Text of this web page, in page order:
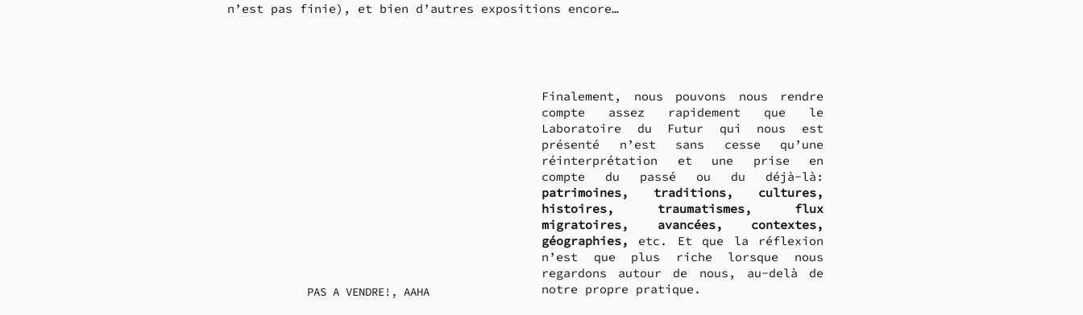
n’est pas finie), et bien d’autres expositions encore…
PAS A VENDRE!, AAHA
Finalement, nous pouvons nous rendre
compte assez rapidement que le
Laboratoire du Futur qui nous est
présenté n’est sans cesse qu’une
réinterprétation et une prise en
patrimoines, traditions, cultures,
histoires, traumatismes, flux
migratoires, avancées, contextes,
géographies,
etc. Et que la réflexion
n’est que plus riche lorsque nous
regardons autour de nous, au-delà de
notre propre pratique.